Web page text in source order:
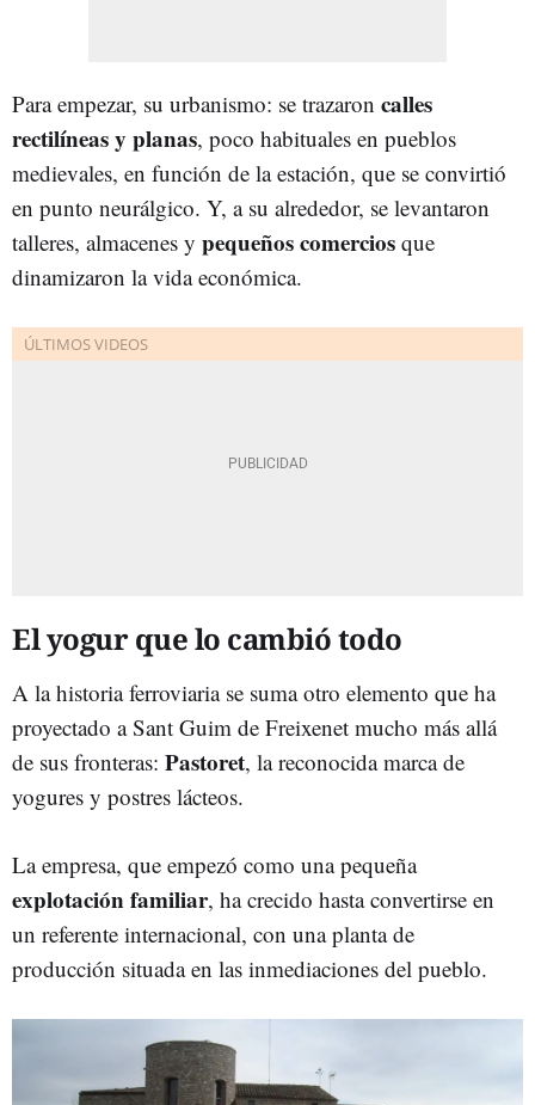
Para empezar, su urbanismo: se trazaron calles
rectilíneas y planas, poco habituales en pueblos
medievales, en función de la estación, que se convirtió
en punto neurálgico. Y, a su alrededor, se levantaron
talleres, almacenes y pequeños comercios que
dinamizaron la vida económica.
El yogur que lo cambió todo
A la historia ferroviaria se suma otro elemento que ha
proyectado a Sant Guim de Freixenet mucho más allá
de sus fronteras: Pastoret, la reconocida marca de
yogures y postres lácteos.
La empresa, que empezó como una pequeña
explotación familiar, ha crecido hasta convertirse en
un referente internacional, con una planta de
producción situada en las inmediaciones del pueblo.